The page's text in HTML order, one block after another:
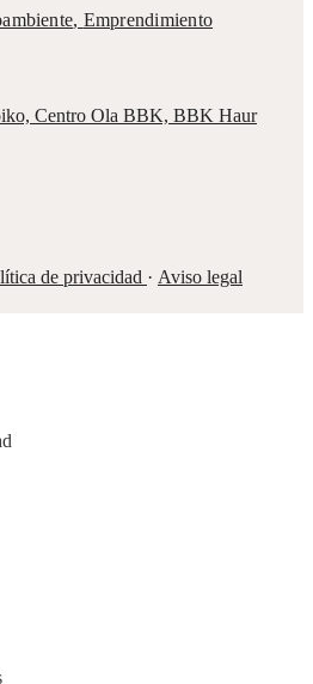
, Emprendimiento
Centro Ola BBK, BBK Haur
de privacidad · Aviso legal